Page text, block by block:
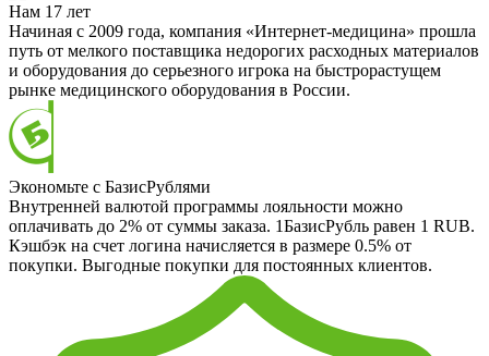
Нам 17 лет
Начиная с 2009 года, компания «Интернет-медицина» прошла
путь от мелкого поставщика недорогих расходных материалов
и оборудования до серьезного игрока на быстрорастущем
рынке медицинского оборудования в России.
Экономьте с БазисРублями
Внутренней валютой программы лояльности можно
оплачивать до 2% от суммы заказа. 1БазисРубль равен 1 RUB.
Кэшбэк на счет логина начисляется в размере 0.5% от
покупки. Выгодные покупки для постоянных клиентов.